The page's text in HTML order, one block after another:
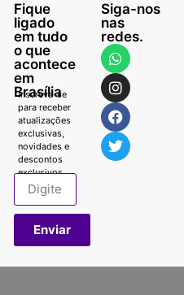
Fique
ligado
em tudo
o que
acontece
em
Brasília
Inscreva-se
para receber
atualizações
exclusivas,
novidades e
descontos
exclusivos.
Enviar
Siga-nos
nas
redes.